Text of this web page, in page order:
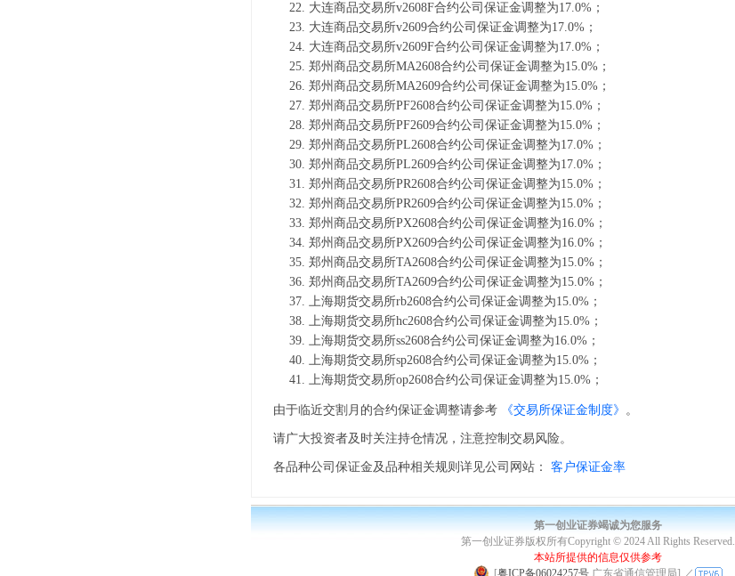
大连商品交易所v2608F合约公司保证金调整为17.0%；
大连商品交易所v2609合约公司保证金调整为17.0%；
大连商品交易所v2609F合约公司保证金调整为17.0%；
郑州商品交易所MA2608合约公司保证金调整为15.0%；
郑州商品交易所MA2609合约公司保证金调整为15.0%；
郑州商品交易所PF2608合约公司保证金调整为15.0%；
郑州商品交易所PF2609合约公司保证金调整为15.0%；
郑州商品交易所PL2608合约公司保证金调整为17.0%；
郑州商品交易所PL2609合约公司保证金调整为17.0%；
郑州商品交易所PR2608合约公司保证金调整为15.0%；
郑州商品交易所PR2609合约公司保证金调整为15.0%；
郑州商品交易所PX2608合约公司保证金调整为16.0%；
郑州商品交易所PX2609合约公司保证金调整为16.0%；
郑州商品交易所TA2608合约公司保证金调整为15.0%；
郑州商品交易所TA2609合约公司保证金调整为15.0%；
上海期货交易所rb2608合约公司保证金调整为15.0%；
上海期货交易所hc2608合约公司保证金调整为15.0%；
上海期货交易所ss2608合约公司保证金调整为16.0%；
上海期货交易所sp2608合约公司保证金调整为15.0%；
上海期货交易所op2608合约公司保证金调整为15.0%；
由于临近交割月的合约保证金调整请参考 《交易所保证金制度》 。
请广大投资者及时关注持仓情况，注意控制交易风险。
各品种公司保证金及品种相关规则详见公司网站： 客户保证金率
第一创业证券竭诚为您服务
第一创业证券版权所有Copyright © 2024 All Rights Reserved.
本站所提供的信息仅供参考
[粤ICP备06024257号 广东省通信管理局] ／